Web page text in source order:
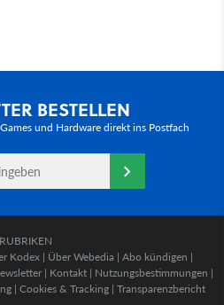
BESTELLEN
und Hardware direkt ins Postfach
RUBRIKEN
Kodex | Über Webedia | Abo kündigen |
| Kontakt | Nutzungsbestimmungen |
| Cookies & Tracking | Transparenzbericht